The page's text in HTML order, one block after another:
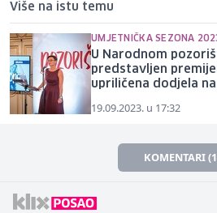
Više na istu temu
UMJETNIČKA SEZONA
U Narodnom
predstavljen
upriličena dodjela
19.09.2023. u 17:32
KOMENTARI